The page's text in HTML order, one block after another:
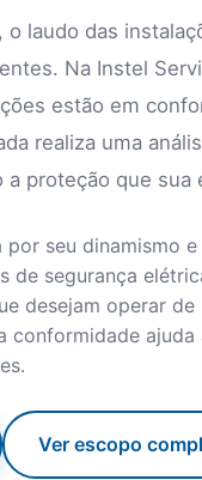
o laudo das
Na Instel
estão em
realiza uma
proteção que sua
seu dinamismo
de segurança
desejam operar
conformidade
Ver escopo